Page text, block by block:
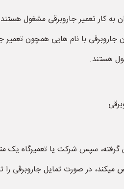
کار تعمیر جاروبرقی مشغول هستند
جاروبرقی با نام هایی همچون تعمیر
هستند.
گرفته، سپس شرکت یا تعمیرگاه
در صورت تمایل جاروبرقی را